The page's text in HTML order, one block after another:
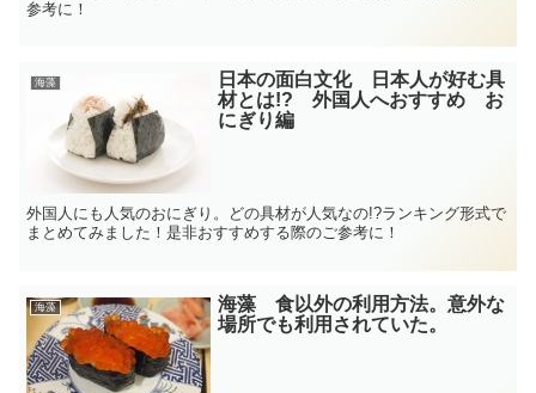
参考に！
海藻
日本の面白文化 日本人が好む具
材とは!? 外国人へおすすめ お
にぎり編
外国人にも人気のおにぎり。どの具材が人気なの!?ランキング形式で
まとめてみました！是非おすすめする際のご参考に！
海藻
海藻 食以外の利用方法。意外な
場所でも利用されていた。